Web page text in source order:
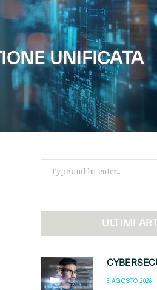
UNIFICATA
for:
ULTIMI
6 AGOSTO 2026